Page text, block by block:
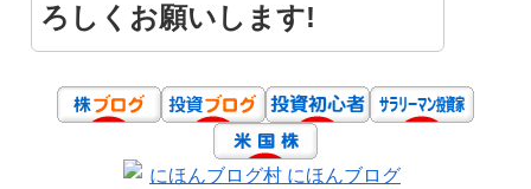
ろしくお願いします!